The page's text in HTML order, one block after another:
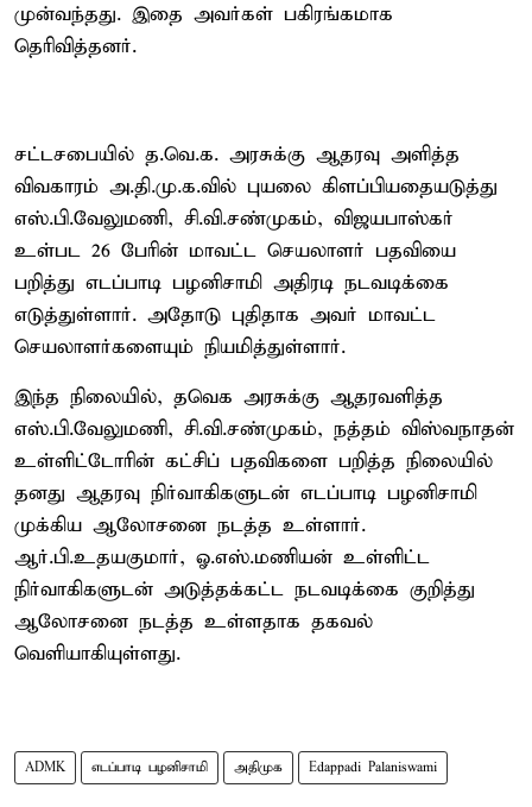
முன்வந்தது. இதை அவர்கள் பகிரங்கமாக
தெரிவித்தனர்.
சட்டசபையில் த.வெ.க. அரசுக்கு ஆதரவு அளித்த
விவகாரம் அ.தி.மு.க.வில் புயலை கிளப்பியதையடுத்து
எஸ்.பி.வேலுமணி, சி.வி.சண்முகம், விஜயபாஸ்கர்
உள்பட 26 பேரின் மாவட்ட செயலாளர் பதவியை
பறித்து எடப்பாடி பழனிசாமி அதிரடி நடவடிக்கை
எடுத்துள்ளார். அதோடு புதிதாக அவர் மாவட்ட
செயலாளர்களையும் நியமித்துள்ளார்.
இந்த நிலையில், தவெக அரசுக்கு ஆதரவளித்த
எஸ்.பி.வேலுமணி, சி.வி.சண்முகம், நத்தம் விஸ்வநாதன்
உள்ளிட்டோரின் கட்சிப் பதவிகளை பறித்த நிலையில்
தனது ஆதரவு நிர்வாகிகளுடன் எடப்பாடி பழனிசாமி
முக்கிய ஆலோசனை நடத்த உள்ளார்.
ஆர்.பி.உதயகுமார், ஓ.எஸ்.மணியன் உள்ளிட்ட
நிர்வாகிகளுடன் அடுத்தக்கட்ட நடவடிக்கை குறித்து
ஆலோசனை நடத்த உள்ளதாக தகவல்
வெளியாகியுள்ளது.
ADMK எடப்பாடி பழனிசாமி அதிமுக Edappadi Palaniswami